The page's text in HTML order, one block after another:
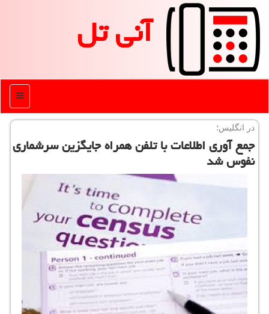
آنی تل
منو
در انگلیس؛
جمع آوری اطلاعات با تلفن همراه جایگزین سرشماری
نفوس شد